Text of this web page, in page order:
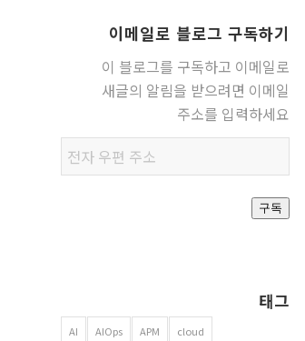
이메일로 블로그 구독하기
이 블로그를 구독하고 이메일로
새글의 알림을 받으려면 이메일
주소를 입력하세요
우편
주소
구독
태그
AI AIOps APM cloud